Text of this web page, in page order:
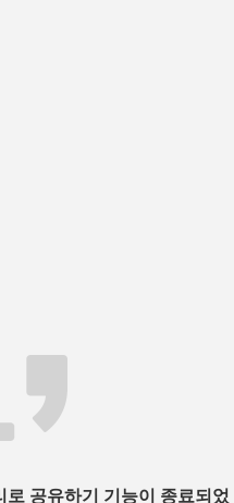
공유하기 기능이 종료되었